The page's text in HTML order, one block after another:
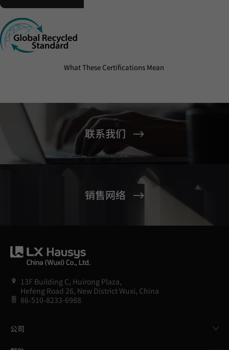
What These Certifications Mean
联系我们
销售网络
13F Building C, Huirong Plaza,
Hefeng Road 26, New District Wuxi, China
86-510-8233-6988
公司